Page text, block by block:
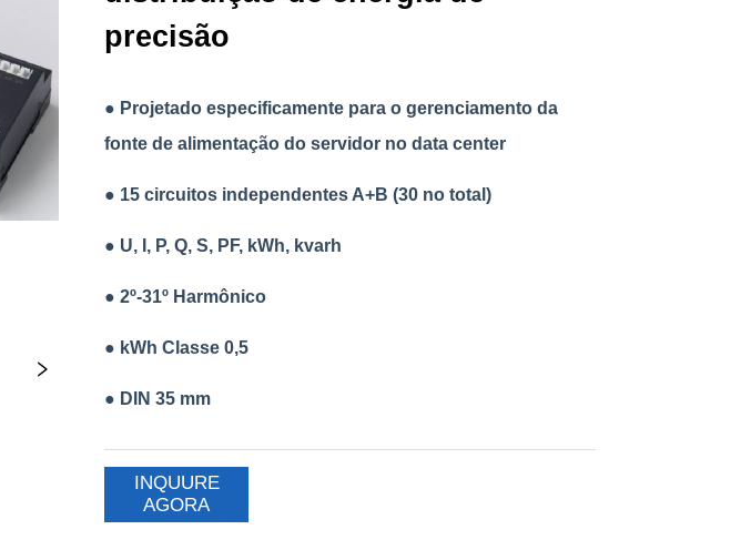
precisão
INQUURE
AGORA